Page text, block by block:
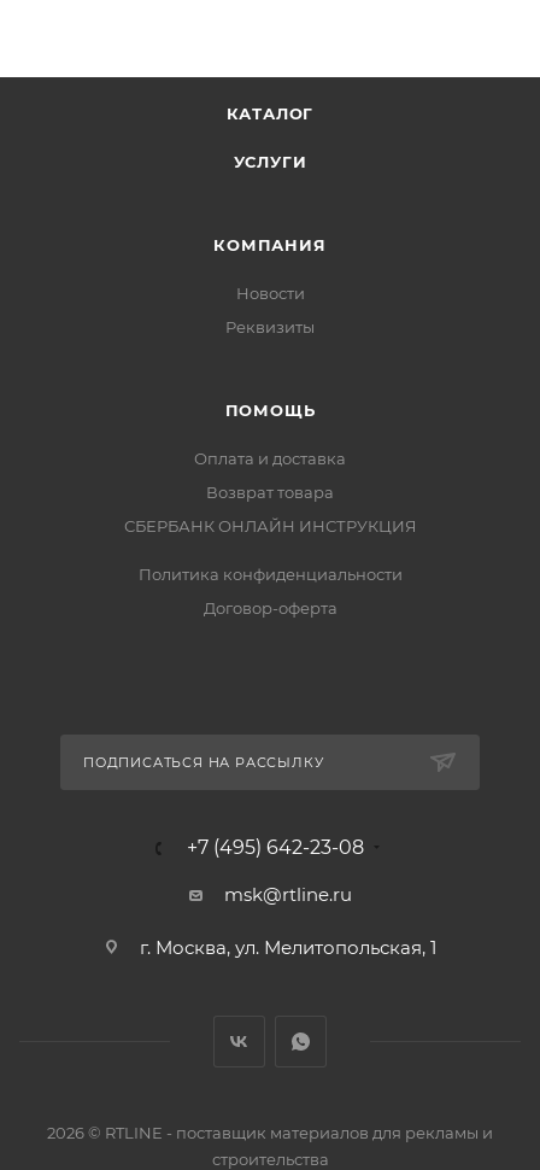
КАТАЛОГ
УСЛУГИ
КОМПАНИЯ
Новости
Реквизиты
ПОМОЩЬ
Оплата и доставка
Возврат товара
СБЕРБАНК ОНЛАЙН ИНСТРУКЦИЯ
Политика конфиденциальности
Договор-оферта
ПОДПИСАТЬСЯ НА РАССЫЛКУ
+7 (495) 642-23-08
msk@rtline.ru
г. Москва, ул. Мелитопольская, 1
2026 © RTLINE - поставщик материалов для рекламы и
строительства